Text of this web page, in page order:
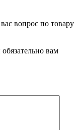
вопрос по товару
вам